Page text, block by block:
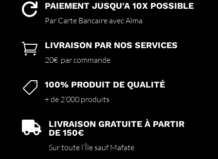
 PAIEMENT JUSQU'A 10X POSSIBLE
Par Carte Bancaire avec Alma
 LIVRAISON PAR NOS SERVICES
20€ par commande
 100% PRODUIT DE QUALITÉ
+ de 2’000 produits

LIVRAISON GRATUITE À PARTIR
DE 150€
Sur toute l’Île sauf Mafate